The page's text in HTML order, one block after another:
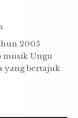
2005
musik Ungu
yang bertajuk